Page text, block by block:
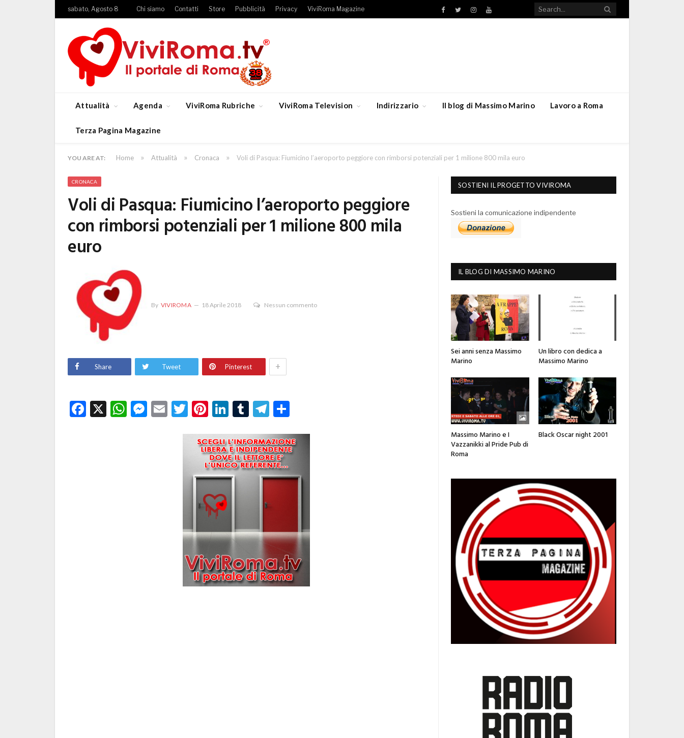
sabato, Agosto 8 Chi siamo Contatti Store Pubblicità Privacy ViviRoma Magazine Facebook
TwitterInstagramYouTube
Attualità Agenda ViviRoma Rubriche ViviRoma Television Indirizzario Il blog di Massimo Marino Lavoro a Roma
Terza Pagina Magazine
YOU ARE AT: Home » Attualità » Cronaca » Voli di Pasqua: Fiumicino l’aeroporto peggiore con rimborsi potenziali per 1 milione 800 mila euro
CRONACA
Voli di Pasqua: Fiumicino l’aeroporto peggiore
con rimborsi potenziali per 1 milione 800 mila
euro
By VIVIROMA 18 Aprile 2018 Nessun commento
Share Tweet Pinterest +
Facebook
X WhatsApp
Messenger
EmailTwitter
Pinterest
LinkedIn
TumblrTelegram
SOSTIENI IL PROGETTO VIVIROMA
Sostieni la comunicazione indipendente
IL BLOG DI MASSIMO MARINO
Sei anni senza Massimo
Marino
Un libro con dedica a
Massimo Marino
Massimo Marino e I
Vazzanikki al Pride Pub di
Roma
Black Oscar night 2001